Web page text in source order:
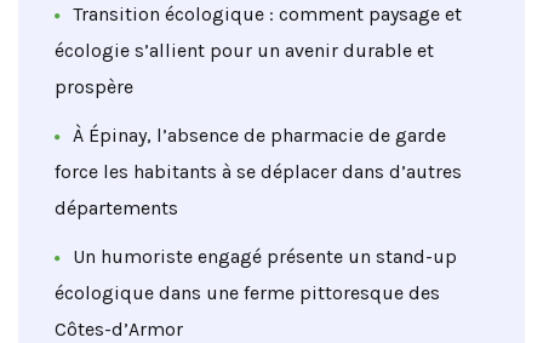
Transition écologique : comment paysage et
écologie s’allient pour un avenir durable et
prospère
À Épinay, l’absence de pharmacie de garde
force les habitants à se déplacer dans d’autres
départements
Un humoriste engagé présente un stand-up
écologique dans une ferme pittoresque des
Côtes-d’Armor